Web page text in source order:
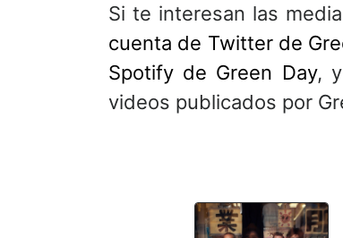
Si te interesan las
cuenta de Twitter de
Spotify de Green Day,
videos publicados por